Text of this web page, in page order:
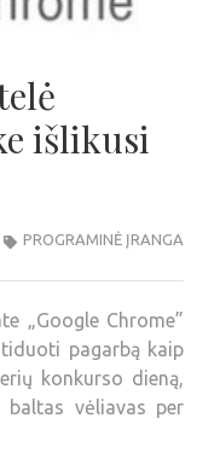
išlikusi
PROGRAMINĖ ĮRANGA
„Google Chrome”
pagarbą kaip
konkurso dieną,
baltas vėliavas per